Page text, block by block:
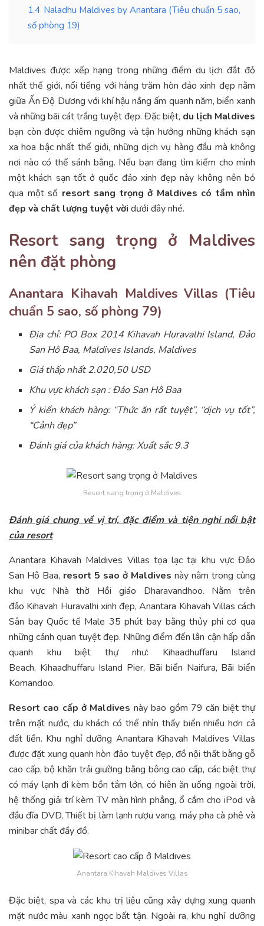
1.4 Naladhu Maldives by Anantara (Tiêu chuẩn 5 sao,
số phòng 19)
Maldives được xếp hạng trong những điểm du lịch đắt đỏ
nhất thế giới, nổi tiếng với hàng trăm hòn đảo xinh đẹp nằm
giữa Ấn Độ Dương với khí hậu nắng ấm quanh năm, biển xanh
và những bãi cát trắng tuyệt đẹp. Đặc biệt, du lịch Maldives
bạn còn được chiêm ngưỡng và tận hưởng những khách sạn
xa hoa bậc nhất thế giới, những dịch vụ hàng đầu mà không
nơi nào có thể sánh bằng. Nếu bạn đang tìm kiếm cho mình
một khách sạn tốt ở quốc đảo xinh đẹp này không nên bỏ
qua một số resort sang trọng ở Maldives có tầm nhìn
đẹp và chất lượng tuyệt vời dưới đây nhé.
Resort sang trọng ở Maldives
nên đặt phòng
Anantara Kihavah Maldives Villas (Tiêu
chuẩn 5 sao, số phòng 79)
Địa chỉ: PO Box 2014 Kihavah Huravalhi Island, Đảo
San Hô Baa, Maldives Islands, Maldives
Giá thấp nhất 2.020,50 USD
Khu vực khách sạn : Đảo San Hô Baa
Ý kiến khách hàng: “Thức ăn rất tuyệt”, “dịch vụ tốt”,
“Cảnh đẹp”
Đánh giá của khách hàng: Xuất sắc 9.3
Resort sang trọng ở Maldives
Đánh giá chung về vị trí, đặc điểm và tiện nghi nổi bật
của resort
Anantara Kihavah Maldives Villas tọa lạc tại khu vực Đảo
San Hô Baa, resort 5 sao ở Maldives này nằm trong cùng
khu vực Nhà thờ Hồi giáo Dharavandhoo. Nằm trên
đảo Kihavah Huravalhi xinh đẹp, Anantara Kihavah Villas cách
Sân bay Quốc tế Male 35 phút bay bằng thủy phi cơ qua
những cảnh quan tuyệt đẹp. Những điểm đến lân cận hấp dẫn
quanh khu biệt thự như: Kihaadhuffaru Island
Beach, Kihaadhuffaru Island Pier, Bãi biển Naifura, Bãi biển
Komandoo.
Resort cao cấp ở Maldives này bao gồm 79 căn biệt thự
trên mặt nước, du khách có thể nhìn thấy biển nhiều hơn cả
đất liền. Khu nghỉ dưỡng Anantara Kihavah Maldives Villas
được đặt xung quanh hòn đảo tuyệt đẹp, đồ nội thất bằng gỗ
cao cấp, bộ khăn trải giường bằng bông cao cấp, các biệt thự
có máy lạnh đi kèm bồn tắm lớn, có hiên ăn uống ngoài trời,
hệ thống giải trí kèm TV màn hình phẳng, ổ cắm cho iPod và
đầu đĩa DVD, Thiết bị làm lạnh rượu vang, máy pha cà phê và
minibar chất đầy đồ.
Anantara Kihavah Maldives Villas
Đặc biệt, spa và các khu trị liệu cũng xây dựng xung quanh
mặt nước màu xanh ngọc bất tận. Ngoài ra, khu nghỉ dưỡng